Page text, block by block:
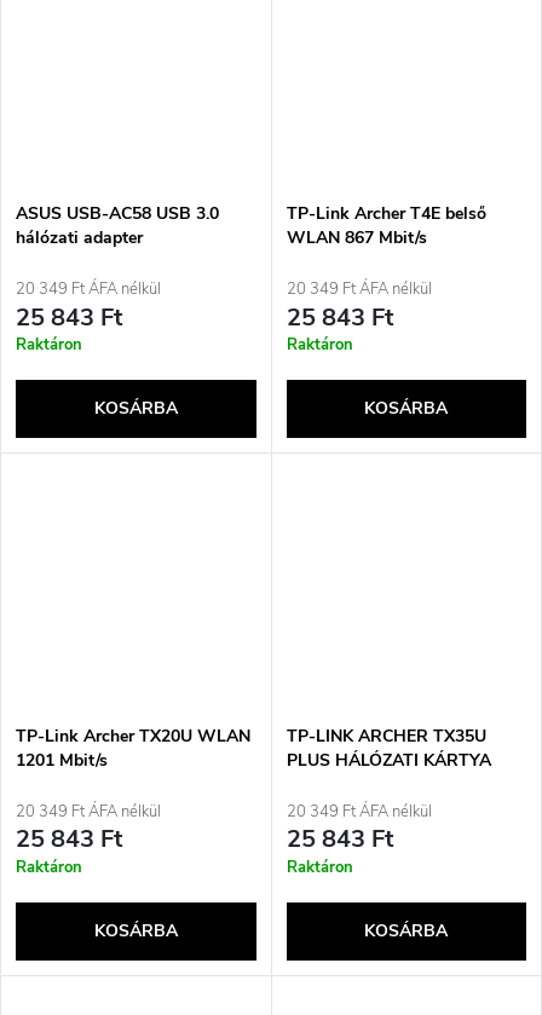
ASUS USB-AC58 USB 3.0
hálózati adapter
20 349 Ft ÁFA nélkül
25 843 Ft
Raktáron
KOSÁRBA
TP-Link Archer T4E belső
WLAN 867 Mbit/s
20 349 Ft ÁFA nélkül
25 843 Ft
Raktáron
KOSÁRBA
TP-Link Archer TX20U WLAN
1201 Mbit/s
20 349 Ft ÁFA nélkül
25 843 Ft
Raktáron
KOSÁRBA
TP-LINK ARCHER TX35U
PLUS HÁLÓZATI KÁRTYA
20 349 Ft ÁFA nélkül
25 843 Ft
Raktáron
KOSÁRBA